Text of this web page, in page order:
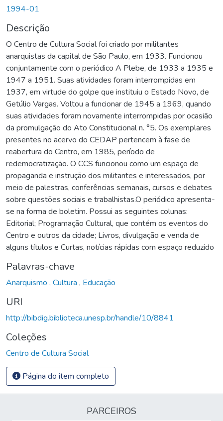
1994-01
Descrição
O Centro de Cultura Social foi criado por militantes
anarquistas da capital de São Paulo, em 1933. Funcionou
conjuntamente com o periódico A Plebe, de 1933 a 1935 e
1947 a 1951. Suas atividades foram interrompidas em
1937, em virtude do golpe que instituiu o Estado Novo, de
Getúlio Vargas. Voltou a funcionar de 1945 a 1969, quando
suas atividades foram novamente interrompidas por ocasião
da promulgação do Ato Constitucional n. °5. Os exemplares
presentes no acervo do CEDAP pertencem à fase de
reabertura do Centro, em 1985, período de
redemocratização. O CCS funcionou como um espaço de
propaganda e instrução dos militantes e interessados, por
meio de palestras, conferências semanais, cursos e debates
sobre questões sociais e trabalhistas.O periódico apresenta-
se na forma de boletim. Possui as seguintes colunas:
Editorial; Programação Cultural, que contém os eventos do
Centro e outros da cidade; Livros, divulgação e venda de
alguns títulos e Curtas, notícias rápidas com espaço reduzido
Palavras-chave
Anarquismo , Cultura , Educação
URI
http://bibdig.biblioteca.unesp.br/handle/10/8841
Coleções
Centro de Cultura Social
Página do item completo
PARCEIROS